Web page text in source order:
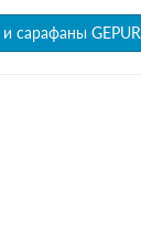
сарафаны GEPUR